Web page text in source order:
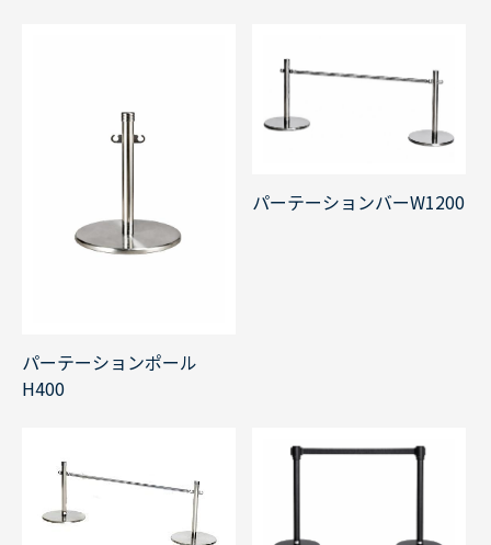
パーテーションポール
H400
パーテーションバーW1200